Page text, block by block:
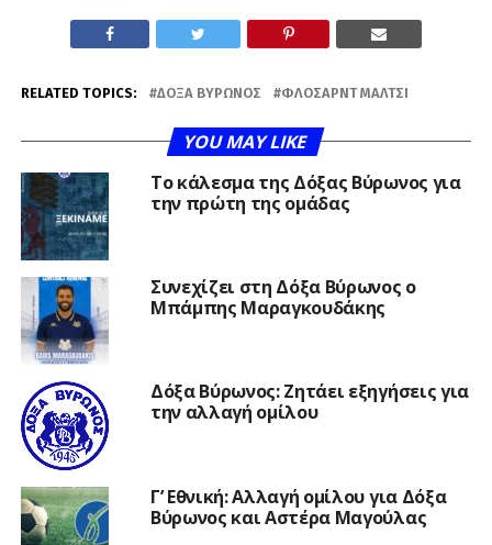
RELATED TOPICS: ΔΌΞΑ ΒΎΡΩΝΟΣ ΦΛΟΣΆΡΝΤ ΜΆΛΤΣΙ
YOU MAY LIKE
Το κάλεσμα της Δόξας Βύρωνος για
την πρώτη της ομάδας
Συνεχίζει στη Δόξα Βύρωνος ο
Μπάμπης Μαραγκουδάκης
Δόξα Βύρωνος: Ζητάει εξηγήσεις για
την αλλαγή ομίλου
Γ’ Εθνική: Αλλαγή ομίλου για Δόξα
Βύρωνος και Αστέρα Μαγούλας